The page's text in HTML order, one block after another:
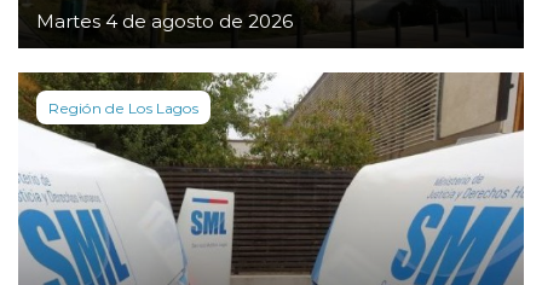
Martes 4 de agosto de 2026
Región de Los Lagos